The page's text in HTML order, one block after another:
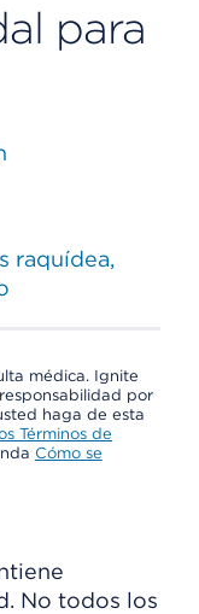
para
raquídea,
médica. Ignite
por
haga de esta
Términos de
Cómo se
No todos los